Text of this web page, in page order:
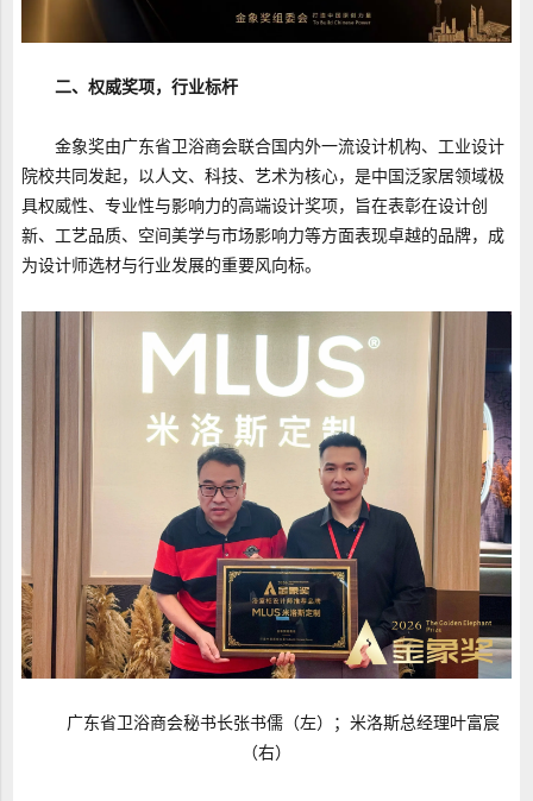
二、权威奖项，行业标杆
金象奖由广东省卫浴商会联合国内外一流设计机构、工业设计
院校共同发起，以人文、科技、艺术为核心，是中国泛家居领域极
具权威性、专业性与影响力的高端设计奖项，旨在表彰在设计创
新、工艺品质、空间美学与市场影响力等方面表现卓越的品牌，成
为设计师选材与行业发展的重要风向标。
广东省卫浴商会秘书长张书儒（左）；米洛斯总经理叶富宸
（右）